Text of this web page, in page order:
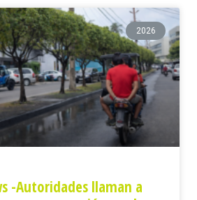
2026
-Autoridades llaman a